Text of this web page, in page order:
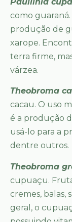
como
produção de
xarope.
terra firme,
várzea.
Theobroma
cacau. O uso
é a produção
usá-lo para a
dentre outros.
Theobroma
cupuaçu.
cremes, balas,
geral, o